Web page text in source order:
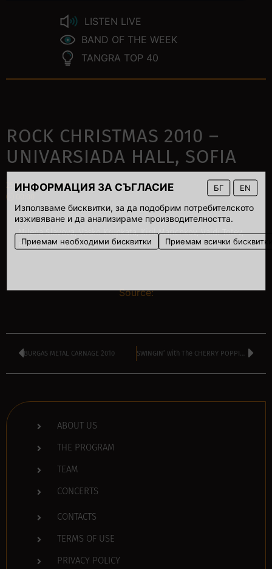
ИНФОРМАЦИЯ ЗА СЪГЛАСИЕ БГ EN
Използваме бисквитки, за да подобрим потребителското
изживяване и да анализираме производителността.
Приемам необходими бисквитки Приемам всички
LISTEN LIVE
BAND OF THE WEEK
TANGRA TOP 40
ROCK CHRISTMAS 2010 –
UNIVARSIADA HALL, SOFIA
25 December 2010
Milena Slavova, Vasko Krupkata, Kiril Marichkov, Valdi Totev,
Revu, Ahat and more
Source:
BURGAS METAL CARNAGE 2010 SWINGIN’ with The CHERRY POPPIN’ DADDIES
ABOUT US
THE PROGRAM
TEAM
CONCERTS
CONTACTS
TERMS OF USE
PRIVACY POLICY